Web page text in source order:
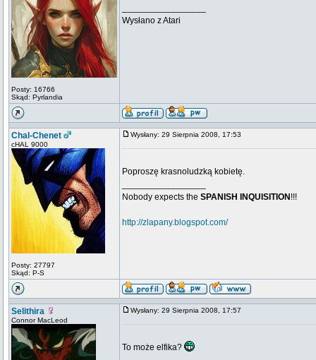
Posty: 16766
Skąd: Pyrlandia
Wysłano z Atari
Chal-Chenet
cHAL 9000
Posty: 27797
Skąd: P-S
Wysłany: 29 Sierpnia 2008, 17:53
Poproszę krasnoludzką kobietę.
Nobody expects the SPANISH INQUISITION !!!
http://zlapany.blogspot.com/
Selithira
Connor MacLeod
Wysłany: 29 Sierpnia 2008, 17:57
To może elfika?